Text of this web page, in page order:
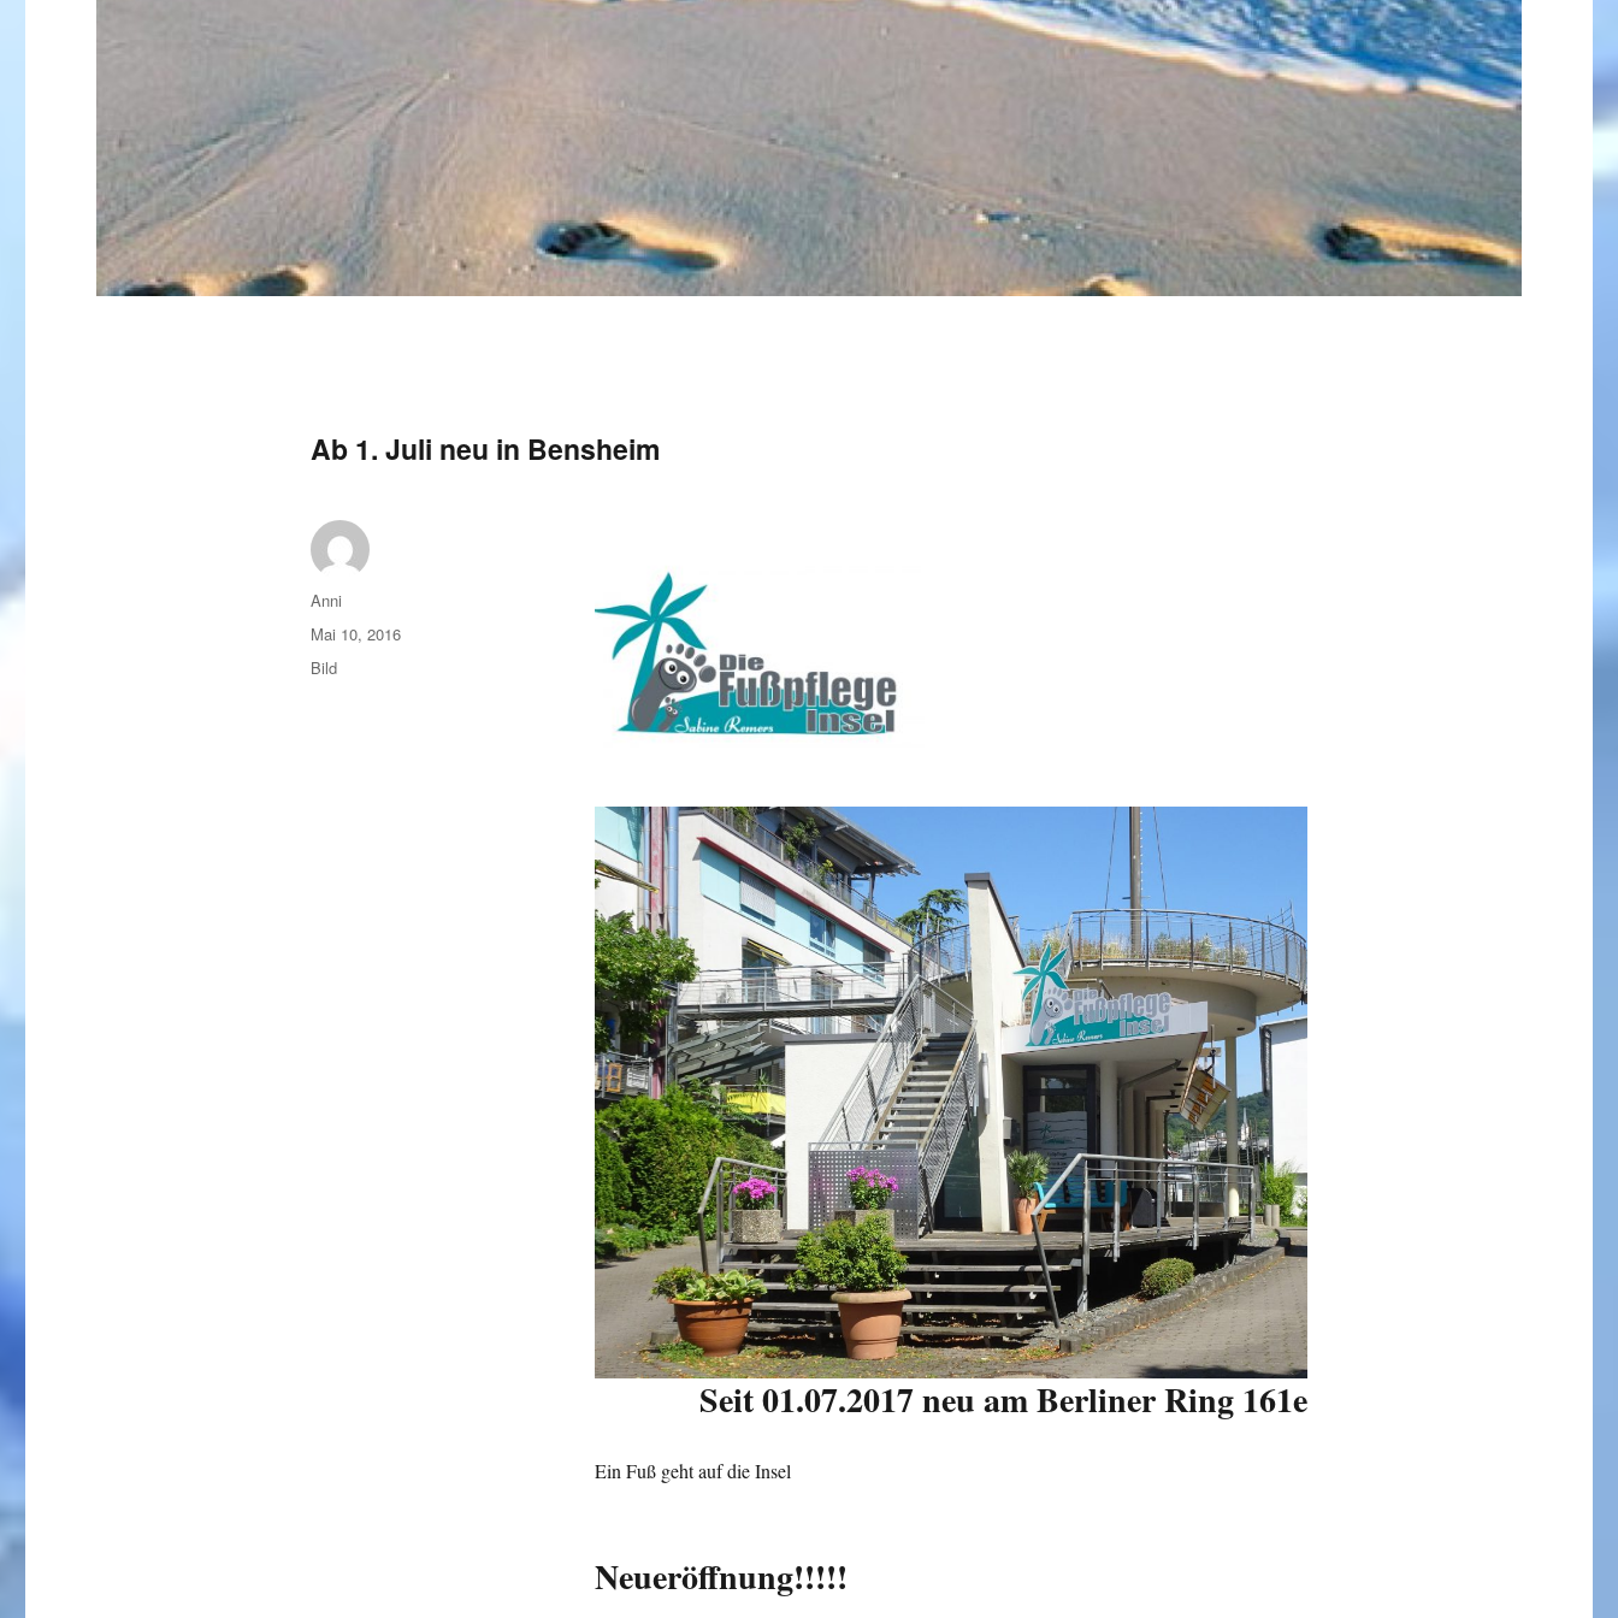
Ab 1. Juli neu in Bensheim
Seit 01.07.2017 neu am Berliner Ring 161e
Ein Fuß geht auf die Insel
Neueröffnung!!!!!
Autor
Anni
Veröffentlicht
am
Mai 10, 2016
Format
Bild